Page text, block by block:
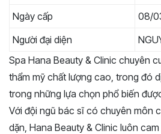
Ngày cấp
08/
Người đại diện
Spa Hana Beauty & Clinic chuyên
thẩm mỹ chất lượng cao, trong đó
trong những lựa chọn phổ biến
Với đội ngũ bác sĩ có chuyên môn
dặn, Hana Beauty & Clinic luôn